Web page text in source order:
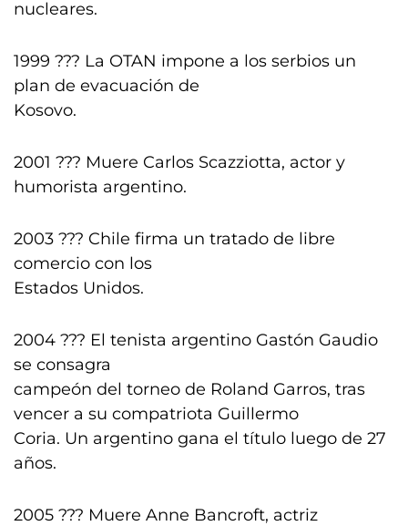
nucleares.
1999 ??? La OTAN impone a los serbios un
plan de evacuación de
Kosovo.
2001 ??? Muere Carlos Scazziotta, actor y
humorista argentino.
2003 ??? Chile firma un tratado de libre
comercio con los
Estados Unidos.
2004 ??? El tenista argentino Gastón Gaudio
se consagra
campeón del torneo de Roland Garros, tras
vencer a su compatriota Guillermo
Coria. Un argentino gana el título luego de 27
años.
2005 ??? Muere Anne Bancroft, actriz